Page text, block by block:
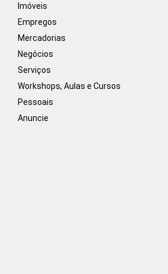
Imóveis
Empregos
Mercadorias
Negócios
Serviços
Workshops, Aulas e Cursos
Pessoais
Anuncie